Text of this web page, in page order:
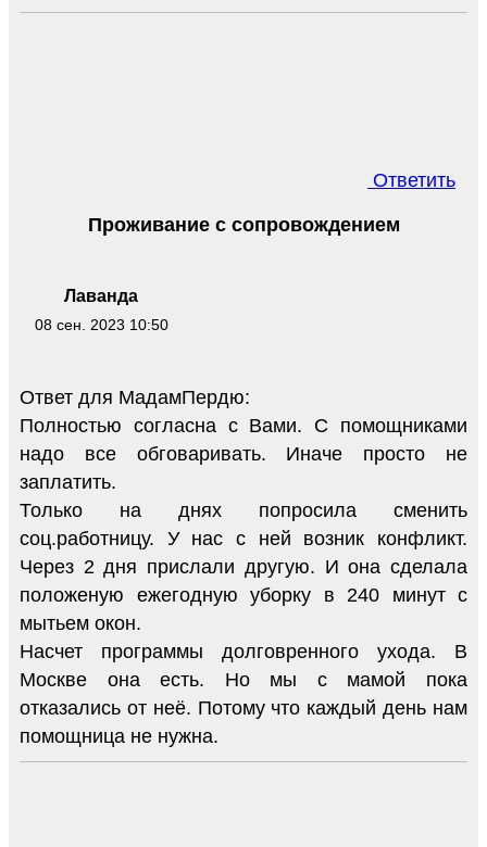
Ответить
Лаванда
08 сен. 2023 10:50
Проживание с сопровождением
Ответ для МадамПердю:
Полностью согласна с Вами. С помощниками
надо все обговаривать. Иначе просто не
заплатить.
Только на днях попросила сменить
соц.работницу. У нас с ней возник конфликт.
Через 2 дня прислали другую. И она сделала
положеную ежегодную уборку в 240 минут с
мытьем окон.
Насчет программы долговренного ухода. В
Москве она есть. Но мы с мамой пока
отказались от неё. Потому что каждый день нам
помощница не нужна.